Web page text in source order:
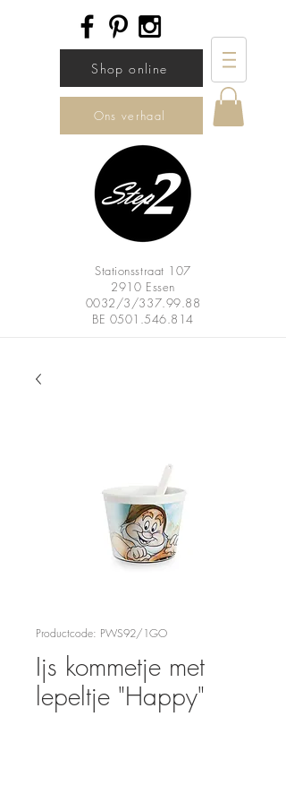
Shop online
Ons verhaal
Stationsstraat 107
2910 Essen
0032/3/337.99.88
BE 0501.546.814
Productcode: PWS92/1GO
Ijs kommetje met
lepeltje "Happy"